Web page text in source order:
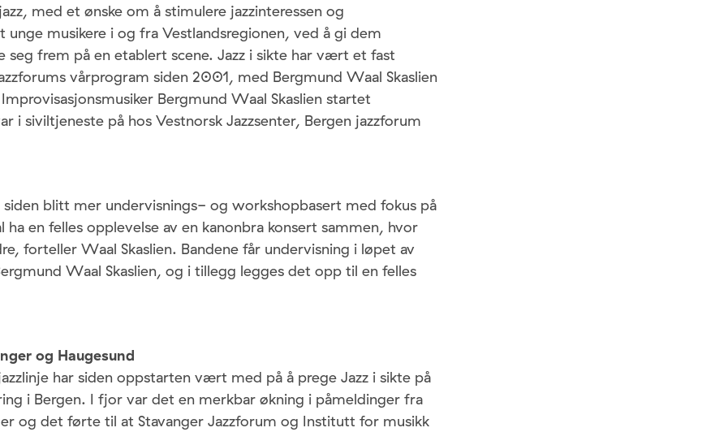
med et ønske om å stimulere jazzinteressen og
unge musikere i og fra Vestlandsregionen, ved å gi dem
seg frem på en etablert scene. Jazz i sikte har vært et fast
vårprogram siden 2001, med Bergmund Waal Skaslien
Bergmund Waal Skaslien startet
i siviltjeneste på hos Vestnorsk Jazzsenter, Bergen jazzforum
blitt mer undervisnings- og workshopbasert med fokus på
ha en felles opplevelse av en kanonbra konsert sammen, hvor
forteller Waal Skaslien. Bandene får undervisning i løpet av
Waal Skaslien, og i tillegg legges det opp til en felles
og Haugesund
har siden oppstarten vært med på å prege Jazz i sikte på
i Bergen. I fjor var det en merkbar økning i påmeldinger fra
og det førte til at Stavanger Jazzforum og Institutt for musikk